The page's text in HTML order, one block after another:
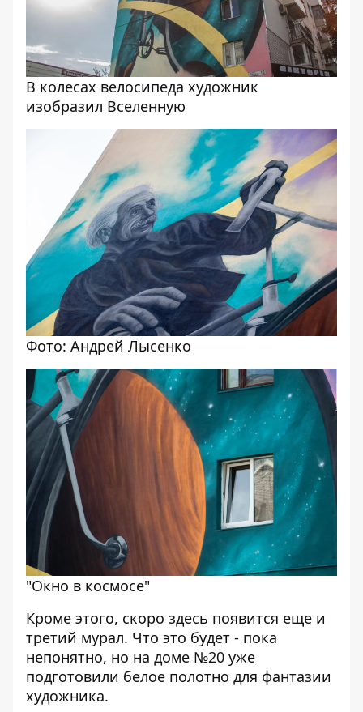
В колесах велосипеда художник
изобразил Вселенную
Фото: Андрей Лысенко
"Окно в космосе"
Кроме этого, скоро здесь появится еще и
третий мурал. Что это будет - пока
непонятно, но на доме №20 уже
подготовили белое полотно для фантазии
художника.